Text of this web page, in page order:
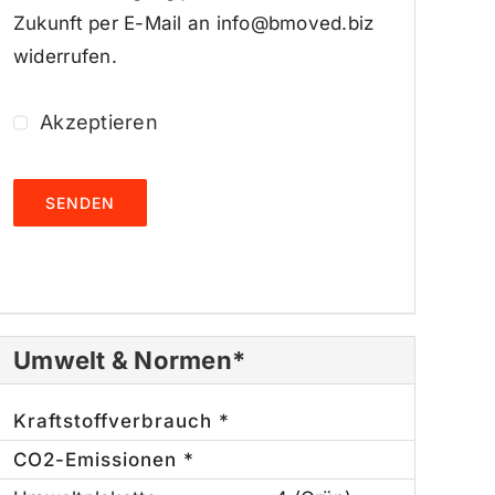
Zukunft per E-Mail an info@bmoved.biz
widerrufen.
Akzeptieren
SENDEN
Umwelt & Normen*
Kraftstoffverbrauch *
CO2-Emissionen *